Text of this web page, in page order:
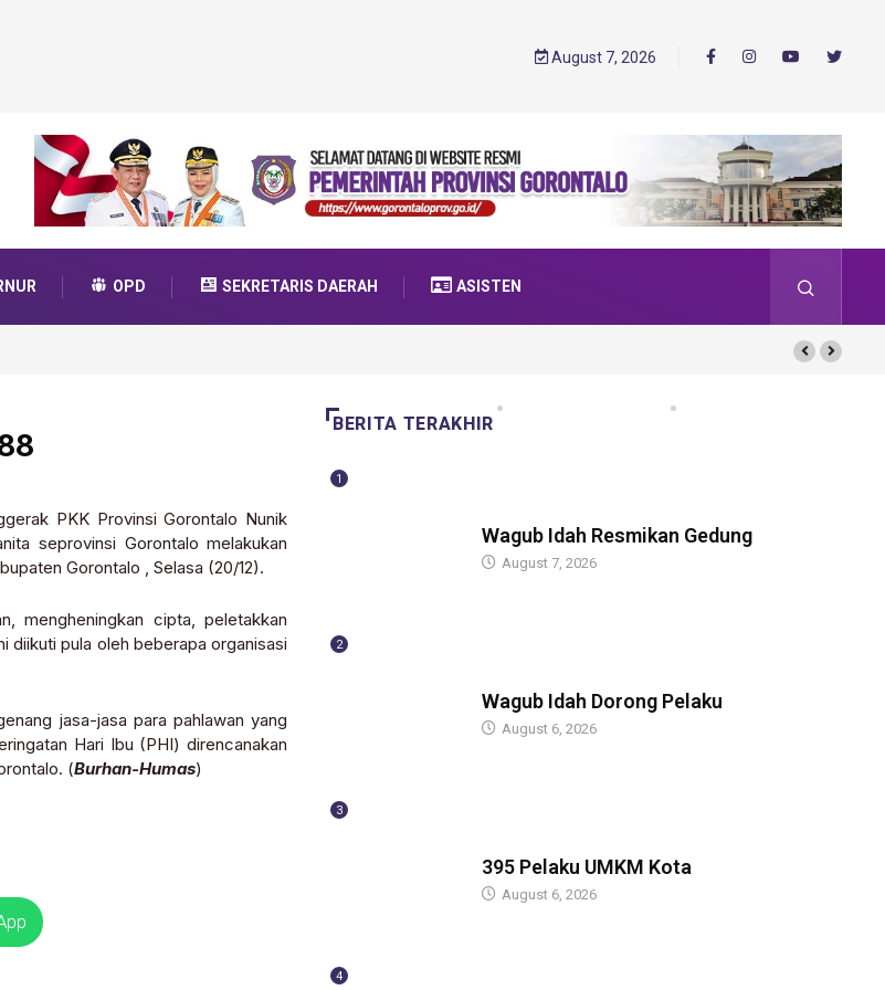
August 7, 2026
OPD SEKRETARIS DAERAH ASISTEN
PKK Provinsi Gorontalo Nunik
seprovinsi Gorontalo melakukan
Gorontalo , Selasa (20/12).
mengheningkan cipta, peletakkan
diikuti pula oleh beberapa organisasi
jasa-jasa para pahlawan yang
Hari Ibu (PHI) direncanakan
(Burhan-Humas)
BERITA TERAKHIR
1
Wagub Idah Resmikan Gedung
August 7, 2026
2
Wagub Idah Dorong Pelaku
August 6, 2026
3
395 Pelaku UMKM Kota
August 6, 2026
4